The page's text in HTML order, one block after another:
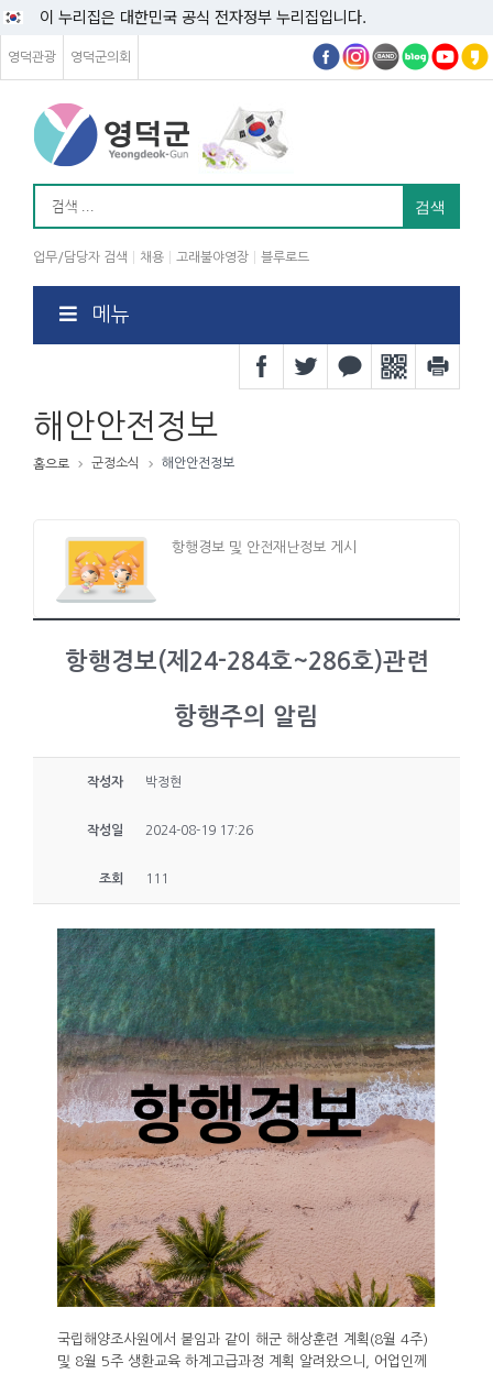
이 누리집은 대한민국 공식 전자정부 누리집입니다.
영덕관광 영덕군의회
업무/담당자 검색 채용 고래불야영장 블루로드
메뉴
해안안전정보
홈으로 군정소식 해안안전정보
항행경보 및 안전재난정보 게시
항행경보(제24-284호~286호)관련
항행주의 알림
작성자 박정현
작성일 2024-08-19 17:26
조회 111
국립해양조사원에서 붙임과 같이 해군 해상훈련 계획(8월 4주)
및 8월 5주 생환교육 하계고급과정 계획 알려왔으니, 어업인께